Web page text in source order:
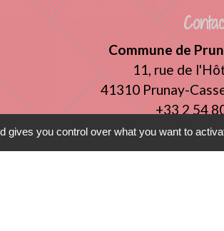
Commune de
11, rue de
41310 Prunay-
+33 2 54
intercommunalité
gives you control over what you want to